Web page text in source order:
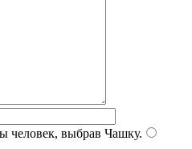
человек, выбрав Чашку.